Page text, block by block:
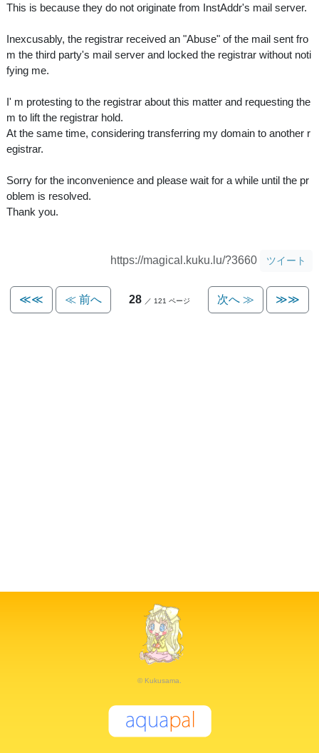
This is because they do not originate from InstAddr's mail server.
Inexcusably, the registrar received an "Abuse" of the mail sent fro
m the third party's mail server and locked the registrar without noti
fying me.
I' m protesting to the registrar about this matter and requesting the
m to lift the registrar hold.
At the same time, considering transferring my domain to another r
egistrar.
Sorry for the inconvenience and please wait for a while until the pr
oblem is resolved.
Thank you.
https://magical.kuku.lu/?3660 ツイート
≪≪ ≪ 前へ 28 ／ 121 ページ 次へ ≫ ≫≫
© Kukusama.